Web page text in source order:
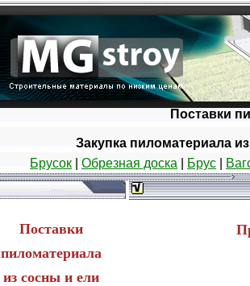
Поставки
Закупка пиломатериала
Брусок
Обрезная доска Брус
Поставки
пиломатериала
из сосны и ели